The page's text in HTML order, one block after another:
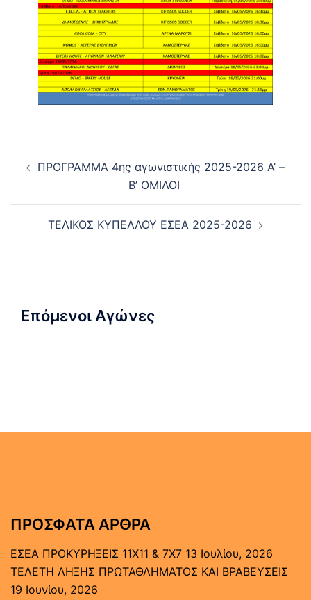
navigation
ΠΡΟΓΡΑΜΜΑ 4ης αγωνιστικής 2025-2026 Α’ –
Β’ ΟΜΙΛΟΙ
ΤΕΛΙΚΟΣ ΚΥΠΕΛΛΟΥ ΕΣΕΑ 2025-2026
Επόμενοι Αγώνες
ΠΡΌΣΦΑΤΑ ΆΡΘΡΑ
ΕΣΕΑ ΠΡΟΚΥΡΗΞΕΙΣ 11Χ11 & 7Χ7 13 Ιουλίου, 2026
ΤΕΛΕΤΗ ΛΗΞΗΣ ΠΡΩΤΑΘΛΗΜΑΤΟΣ ΚΑΙ ΒΡΑΒΕΥΣΕΙΣ
19 Ιουνίου, 2026